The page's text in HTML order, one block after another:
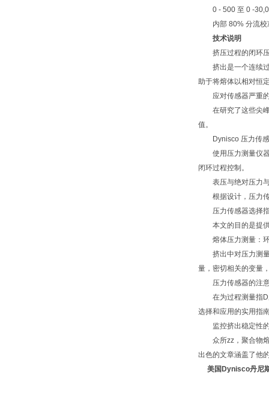
0 - 500 至 0 -
内部 80% 分流校
技术说明
挤压过程的闭环
挤出是一个连续过
助于将熔体以相对恒
应对传感器严重的
在研究了这些尖峰
值。
Dynisco 压力传感
使用压力测量仪器
闭环过程控制。
表压与绝对压力与
根据设计，压力传
压力传感器选择
本文的目的是提供
熔体压力测量：
挤出中对压力测量
量，密切相关的变量
压力传感器的注
在为过程测量指D
选择和应用的实用指
监控挤出稳定性
众所zz，聚合物熔
出色的文章涵盖了他
美国Dynisco丹尼